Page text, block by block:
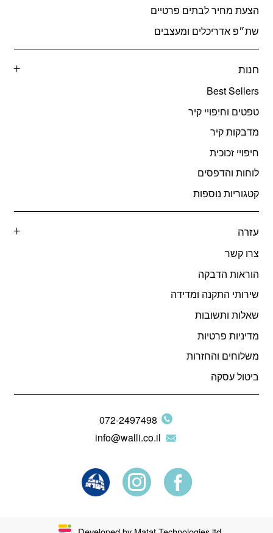
הצעת מחיר לבתים פרטיים
שת״פ אדריכלים ומעצבים
חנות
Best Sellers
טפטים וחיפויי קיר
מדבקות קיר
חיפויי זכוכית
לוחות והדפסים
קטגוריות נוספות
עזרה
צרו קשר
הוראות הדבקה
שירותי התקנה ומדידה
שאלות ותשובות
מדיניות פרטיות
משלוחים והחזרות
ביטול עסקה
072-2497498
info@walli.co.il